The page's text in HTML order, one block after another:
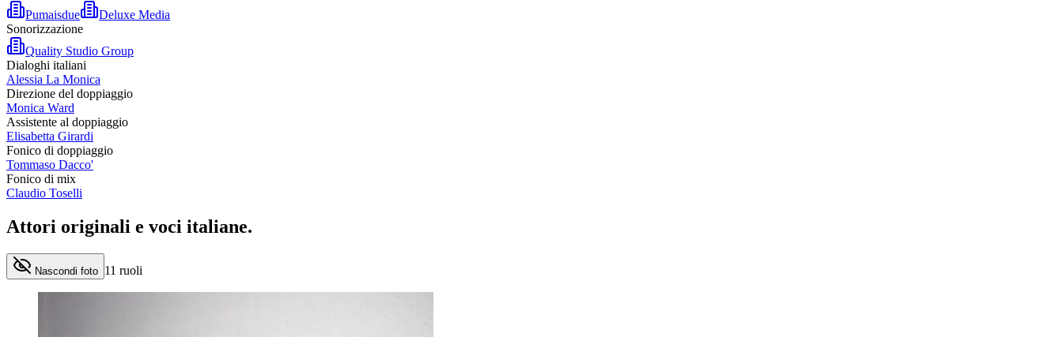
Pumaisdue
Deluxe Media
Sonorizzazione
Quality Studio Group
Dialoghi italiani
Alessia La Monica
Direzione del doppiaggio
Monica Ward
Assistente al doppiaggio
Elisabetta Girardi
Fonico di doppiaggio
Tommaso Dacco'
Fonico di mix
Claudio Toselli
Attori originali e voci italiane.
Nascondi foto 11 ruoli